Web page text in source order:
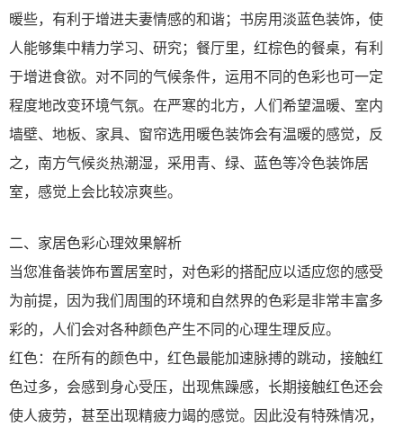
暖些，有利于增进夫妻情感的和谐；书房用淡蓝色装饰，使
人能够集中精力学习、研究；餐厅里，红棕色的餐桌，有利
于增进食欲。对不同的气候条件，运用不同的色彩也可一定
程度地改变环境气氛。在严寒的北方，人们希望温暖、室内
墙壁、地板、家具、窗帘选用暖色装饰会有温暖的感觉，反
之，南方气候炎热潮湿，采用青、绿、蓝色等冷色装饰居
室，感觉上会比较凉爽些。
二、家居色彩心理效果解析
当您准备装饰布置居室时，对色彩的搭配应以适应您的感受
为前提，因为我们周围的环境和自然界的色彩是非常丰富多
彩的，人们会对各种颜色产生不同的心理生理反应。
红色：在所有的颜色中，红色最能加速脉搏的跳动，接触红
色过多，会感到身心受压，出现焦躁感，长期接触红色还会
使人疲劳，甚至出现精疲力竭的感觉。因此没有特殊情况，